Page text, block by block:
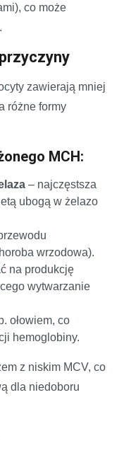
co może
zawierają mniej
różne formy
MCH:
– najczęstsza
ubogą w żelazo
wrzodowa).
na produkcję
wytwarzanie
ołowiem, co
hemoglobiny.
z niskim MCV, co
dla niedoboru